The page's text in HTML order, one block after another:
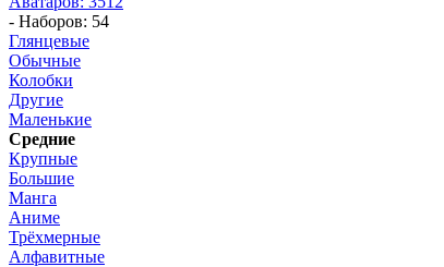
- Наборов: 54
Глянцевые
Обычные
Колобки
Другие
Маленькие
Средние
Крупные
Большие
Манга
Аниме
Трёхмерные
Алфавитные